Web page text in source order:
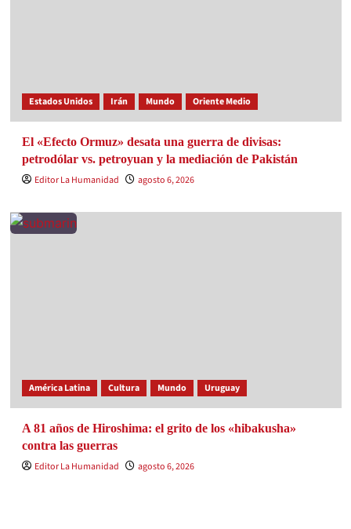
Estados Unidos Irán Mundo Oriente Medio
El «Efecto Ormuz» desata una guerra de divisas:
petrodólar vs. petroyuan y la mediación de Pakistán
Editor La Humanidad
agosto 6, 2026
América Latina Cultura Mundo Uruguay
A 81 años de Hiroshima: el grito de los «hibakusha»
contra las guerras
Editor La Humanidad
agosto 6, 2026